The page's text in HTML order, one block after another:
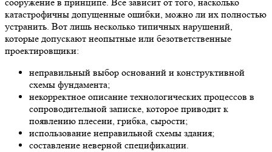
катастрофичны допущенные ошибки, можно ли их полностью
устранить. Вот лишь несколько типичных нарушений,
которые допускают неопытные или безответственные
проектировщики:
неправильный выбор оснований и конструктивной
схемы фундамента;
некорректное описание технологических процессов в
сопроводительной записке, которое приводит к
появлению плесени, грибка, сырости;
использование неправильной схемы здания;
составление неверной спецификации.